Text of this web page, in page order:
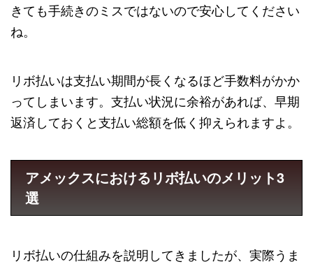
きても手続きのミスではないので安心してください
ね。
リボ払いは支払い期間が長くなるほど手数料がかか
ってしまいます。支払い状況に余裕があれば、早期
返済しておくと支払い総額を低く抑えられますよ。
アメックスにおけるリボ払いのメリット3
選
リボ払いの仕組みを説明してきましたが、実際うま